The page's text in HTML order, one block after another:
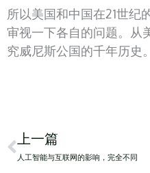
所以美国和中国在21世纪
审视一下各自的问题。从
究威尼斯公国的千年历史。
Prev
上一篇
人工智能与互联网的影响，完全不同